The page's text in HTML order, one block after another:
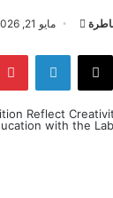
أرسل
إلكترونيا
مايو 21, 2026
‫X لينكدإن